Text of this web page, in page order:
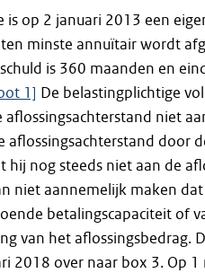
is op 2 januari 2013 een
minste annuïtair wordt
is 360 maanden en
1] De belastingplichtige
niet
aflossingsachterstand door
hij nog steeds niet aan de
niet aannemelijk maken
betalingscapaciteit of
van het aflossingsbedrag.
2018 over naar box 3. Op